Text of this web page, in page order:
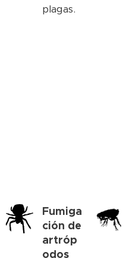
plagas.
Fumiga
ción de
artróp
odos